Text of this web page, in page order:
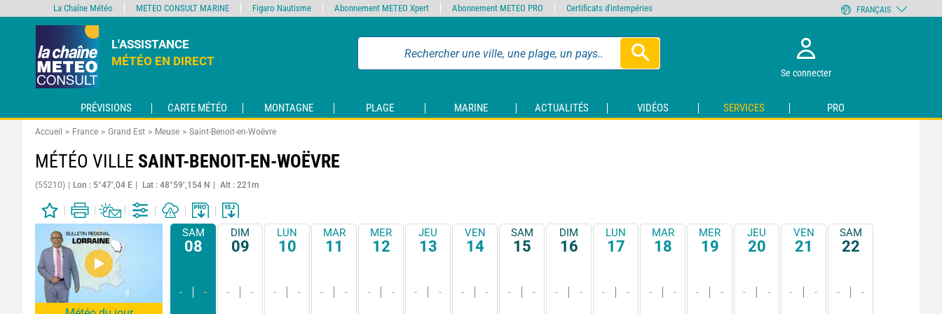
L'ASSISTANCE
MÉTÉO EN DIRECT
Se connecter
PRÉVISIONS CARTE MÉTÉO MONTAGNE PLAGE MARINE ACTUALITÉS VIDÉOS SERVICES PRO
Accueil France Grand Est Meuse Saint-Benoit-en-Woëvre
MÉTÉO VILLE SAINT-BENOIT-EN-WOËVRE
(55210) Lon : 5°47’,04 E Lat : 48°59’,154 N Alt : 221m
SAM
08
- -
DIM
09
- -
LUN
10
- -
MAR
11
- -
MER
12
- -
JEU
13
- -
VEN
14
- -
SAM
15
- -
DIM
16
- -
LUN
17
- -
MAR
18
- -
MER
19
- -
JEU
20
- -
VEN
21
- -
SAM
22
- -
La Chaîne Météo METEO CONSULT MARINE Figaro Nautisme Abonnement METEO Xpert Abonnement METEO PRO Certificats d'intempéries FRANÇAIS